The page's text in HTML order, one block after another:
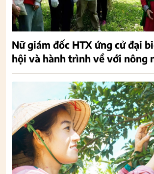
Nữ giám đốc HTX ứng cử đại
hội và hành trình về với nông